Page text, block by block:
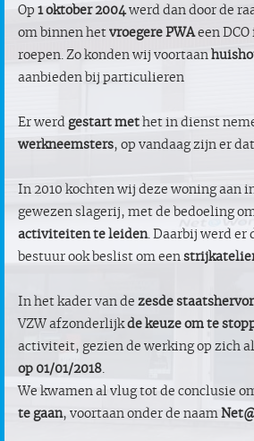
Op 1 oktober 2004werd dan door de
om binnen het vroegere PWAeen
roepen. Zo konden wij voortaan
aanbieden bij particulieren
Er werd gestart met het in dienst
werkneemsters, op vandaag zijn er
In 2010 kochten wij deze woning aan
gewezen slagerij, met de bedoeling
activiteiten te leiden. Daarbij werd er
bestuur ook beslist om een
In het kader van de zesde
VZW afzonderlijkde keuze om te
activiteit, gezien de werking op zich
op 01/01/2018.
We kwamen al vlug tot de conclusie
te gaan, voortaan onder de naam